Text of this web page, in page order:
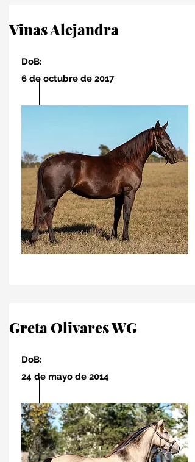
Vinas Alejandra
DoB:
6 de octubre de 2017
Greta Olivares WG
DoB:
24 de mayo de 2014